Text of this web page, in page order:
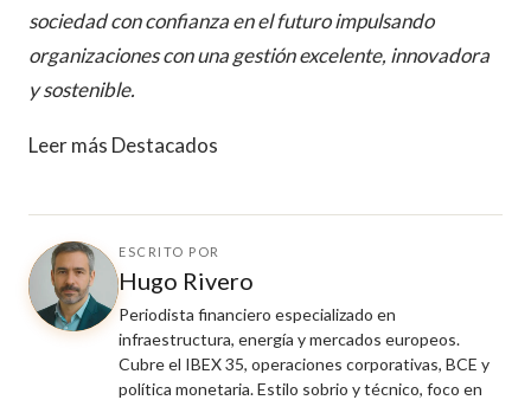
sociedad con confianza en el futuro impulsando
organizaciones con una gestión excelente, innovadora
y sostenible.
Leer más Destacados
ESCRITO POR
Hugo Rivero
Periodista financiero especializado en
infraestructura, energía y mercados europeos.
Cubre el IBEX 35, operaciones corporativas, BCE y
política monetaria. Estilo sobrio y técnico, foco en